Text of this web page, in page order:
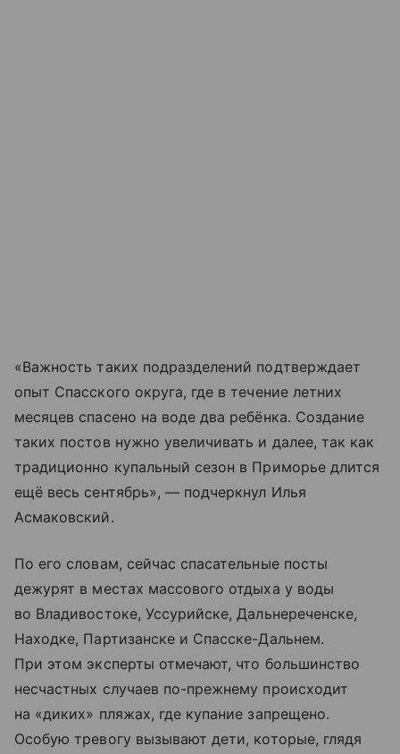
«Важность таких подразделений подтверждает
опыт Спасского округа, где в течение летних
месяцев спасено на воде два ребёнка. Создание
таких постов нужно увеличивать и далее, так как
традиционно купальный сезон в Приморье длится
ещё весь сентябрь», — подчеркнул Илья
Асмаковский.
По его словам, сейчас спасательные посты
дежурят в местах массового отдыха у воды
во Владивостоке, Уссурийске, Дальнереченске,
Находке, Партизанске и Спасске-Дальнем.
При этом эксперты отмечают, что большинство
несчастных случаев по-прежнему происходит
на «диких» пляжах, где купание запрещено.
Особую тревогу вызывают дети, которые, глядя